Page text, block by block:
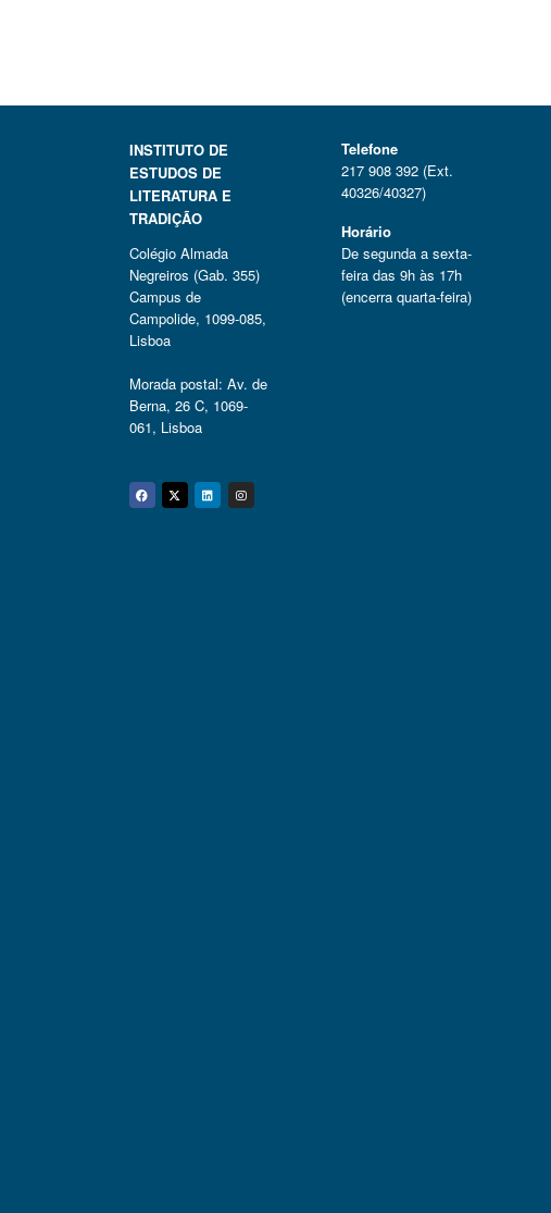
INSTITUTO DE
ESTUDOS DE
LITERATURA E
TRADIÇÃO
Colégio Almada
Negreiros (Gab. 355)
Campus de
Campolide, 1099-085,
Lisboa
Morada postal: Av. de
Berna, 26 C, 1069-
061, Lisboa
Facebook
Twitter
Linkedin
Instagram
Telefone
217 908 392 (Ext.
40326/40327)
Horário
De segunda a sexta-
feira das 9h às 17h
(encerra quarta-feira)